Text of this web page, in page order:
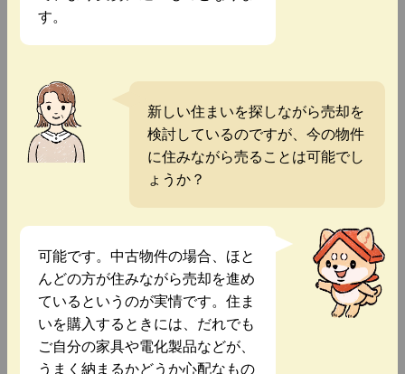
す。
新しい住まいを探しながら売却を
検討しているのですが、今の物件
に住みながら売ることは可能でし
ょうか？
可能です。中古物件の場合、ほと
んどの方が住みながら売却を進め
ているというのが実情です。住ま
いを購入するときには、だれでも
ご自分の家具や電化製品などが、
うまく納まるかどうか心配なもの